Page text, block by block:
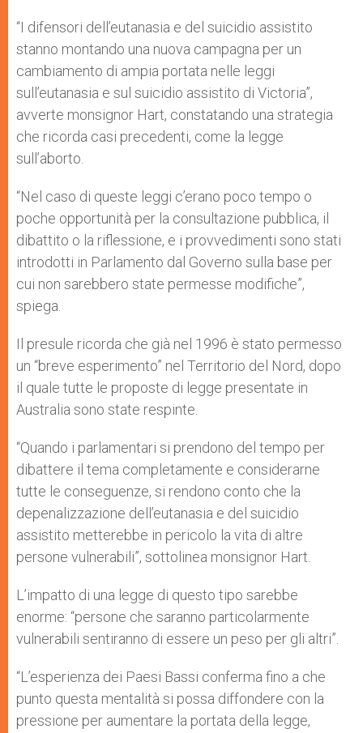
“I difensori dell’eutanasia e del suicidio assistito
stanno montando una nuova campagna per un
cambiamento di ampia portata nelle leggi
sull’eutanasia e sul suicidio assistito di Victoria”,
avverte monsignor Hart, constatando una strategia
che ricorda casi precedenti, come la legge
sull’aborto.
“Nel caso di queste leggi c’erano poco tempo o
poche opportunità per la consultazione pubblica, il
dibattito o la riflessione, e i provvedimenti sono stati
introdotti in Parlamento dal Governo sulla base per
cui non sarebbero state permesse modifiche”,
spiega.
Il presule ricorda che già nel 1996 è stato permesso
un “breve esperimento” nel Territorio del Nord, dopo
il quale tutte le proposte di legge presentate in
Australia sono state respinte.
“Quando i parlamentari si prendono del tempo per
dibattere il tema completamente e considerarne
tutte le conseguenze, si rendono conto che la
depenalizzazione dell’eutanasia e del suicidio
assistito metterebbe in pericolo la vita di altre
persone vulnerabili”, sottolinea monsignor Hart.
L’impatto di una legge di questo tipo sarebbe
enorme: “persone che saranno particolarmente
vulnerabili sentiranno di essere un peso per gli altri”.
“L’esperienza dei Paesi Bassi conferma fino a che
punto questa mentalità si possa diffondere con la
pressione per aumentare la portata della legge,